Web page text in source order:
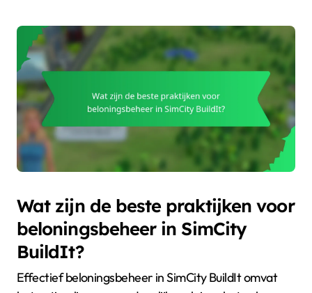
Wat zijn de beste praktijken voor
beloningsbeheer in SimCity
BuildIt?
Effectief beloningsbeheer in SimCity BuildIt omvat